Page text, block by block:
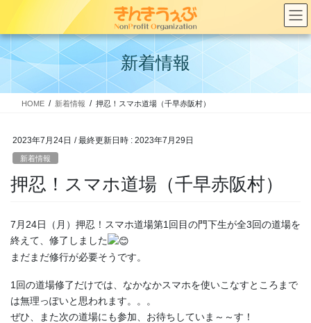
テ
ン
へ
ス
ゲ
ー
ョ
ン
新着情報
HOME 新着情報 押忍！スマホ道場（千早赤阪村）
2023年7月24日 / 最終更新日時 : 2023年7月29日
新着情報
押忍！スマホ道場（千早赤阪村）
7月24日（月）押忍！スマホ道場第1回目の門下生が全3回の道場を
終えて、修了しました
まだまだ修行が必要そうです。
1回の道場修了だけでは、なかなかスマホを使いこなすところまで
は無理っぽいと思われます。。。
ぜひ、また次の道場にも参加、お待ちしていま～～す！